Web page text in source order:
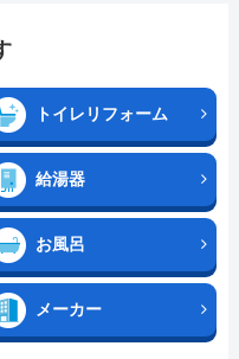
トイレリフォーム
給湯器
お風呂
メーカー